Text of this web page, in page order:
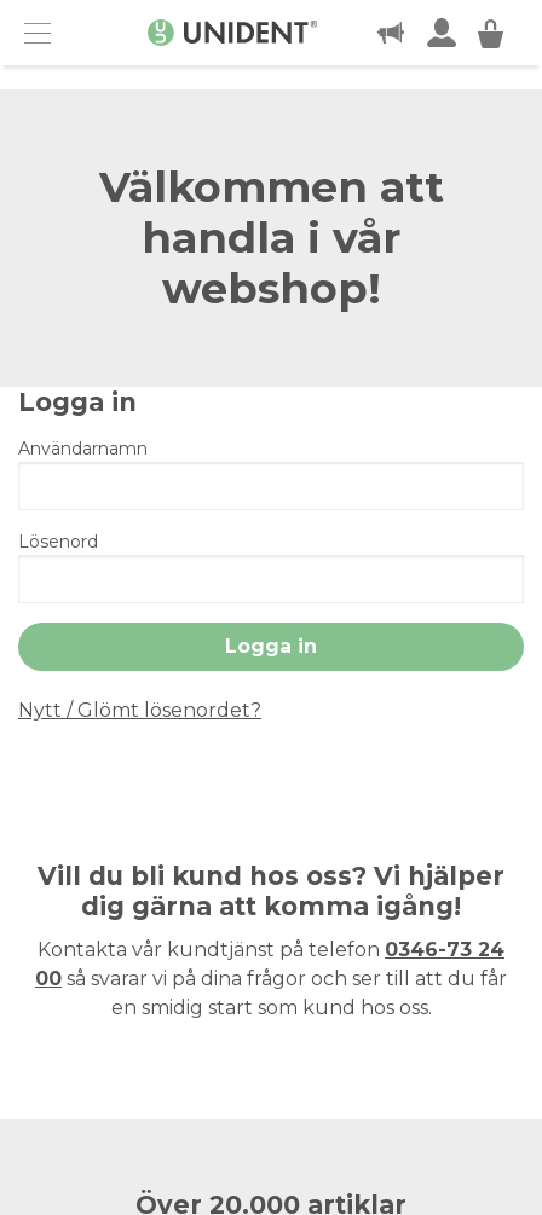
Menu
KONTAKT
Välkommen att
handla i vår
webshop!
Logga in
Användarnamn
Lösenord
Nytt / Glömt lösenordet?
Vill du bli kund hos oss? Vi hjälper
dig gärna att komma igång!
Kontakta vår kundtjänst på telefon 0346-73 24
00 så svarar vi på dina frågor och ser till att du får
en smidig start som kund hos oss.
Över 20.000 artiklar